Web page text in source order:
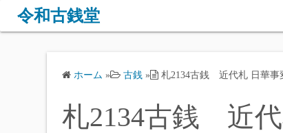
令和古銭堂
ホーム » 古銭 » 札2134古銭 近代札 日華事
札2134古銭 近代